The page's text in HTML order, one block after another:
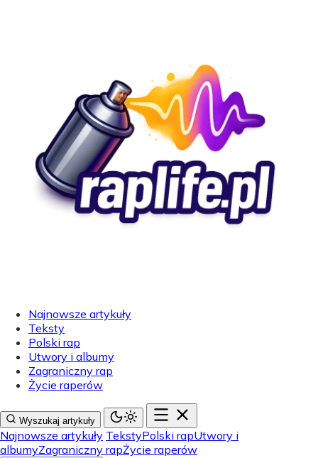
Najnowsze artykuły
Teksty
Polski rap
Utwory i albumy
Zagraniczny rap
Życie raperów
Wyszukaj artykuły
Najnowsze artykuły TekstyPolski rapUtwory i
albumyZagraniczny rapŻycie raperów